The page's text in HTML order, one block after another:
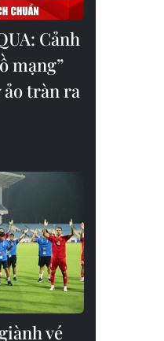
Cảnh
mạng”
ảo tràn ra
vé